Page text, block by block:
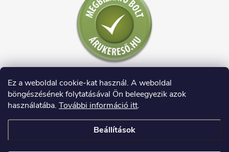
Ez a weboldal cookie-kat használ. A weboldal
böngészésének folytatásával Ön beleegyezik azok
használatába. További információ itt.
Beállítások